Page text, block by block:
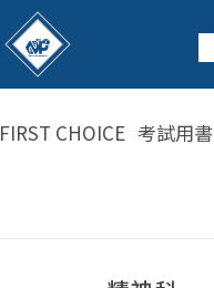
FIRST CHOICE 考試用書